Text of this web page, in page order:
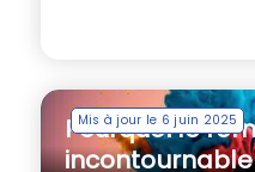
Mis à jour le 6 juin 2025
Pourquoi le